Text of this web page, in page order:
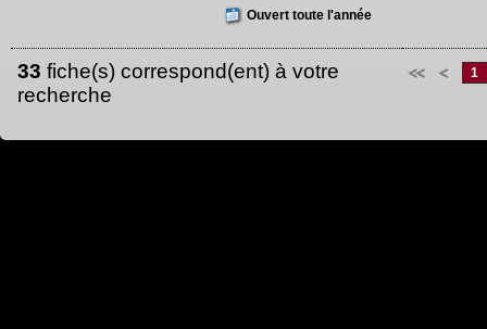
Ouvert toute l'année
1
33 fiche(s) correspond(ent) à votre
recherche